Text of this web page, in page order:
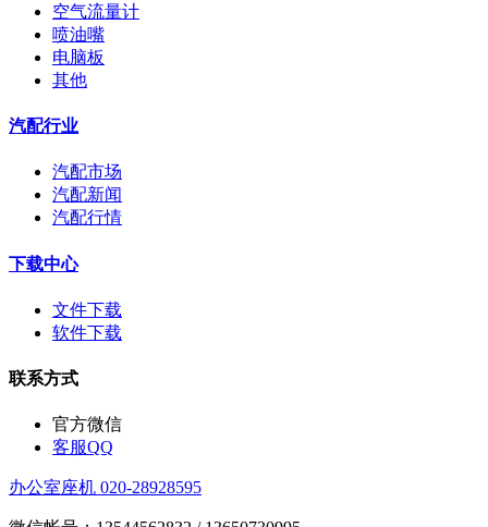
空气流量计
喷油嘴
电脑板
其他
汽配行业
汽配市场
汽配新闻
汽配行情
下载中心
文件下载
软件下载
联系方式
官方微信
客服QQ
办公室座机 020-28928595